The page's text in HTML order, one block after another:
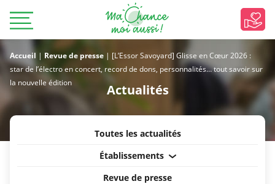
Accueil | Revue de presse | [L’Essor Savoyard] Glisse en Cœur 2026 :
star de l’électro en concert, record de dons, personnalités… tout savoir sur
la nouvelle édition
Actualités
Toutes les actualités
Établissements
Revue de presse